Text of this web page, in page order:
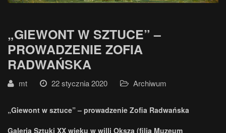
„GIEWONT W SZTUCE” –
PROWADZENIE ZOFIA
RADWAŃSKA
mt 22 stycznia 2020 Archiwum
„Giewont w sztuce” – prowadzenie Zofia Radwańska
Galeria Sztuki XX wieku w willi Oksza (filia Muzeum